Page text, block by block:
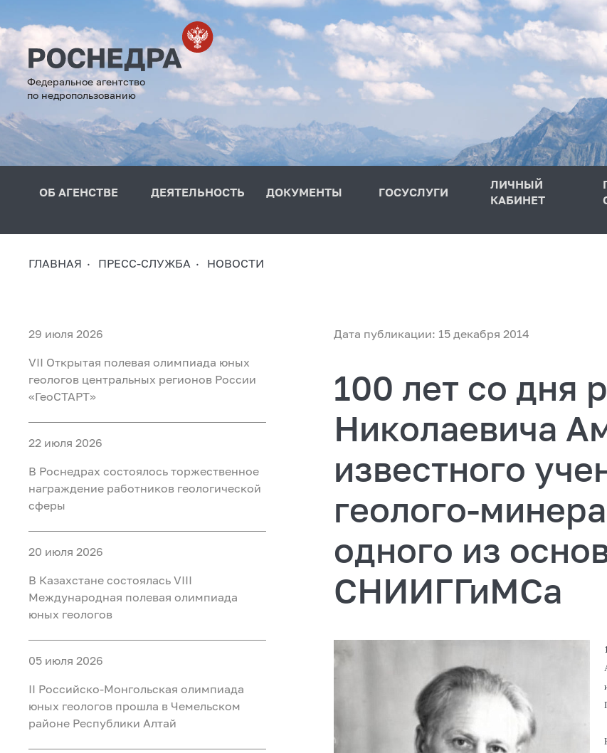
Федеральное агентство
по недропользованию
ОБ АГЕНСТВЕ ДЕЯТЕЛЬНОСТЬ ДОКУМЕНТЫ ГОСУСЛУГИ
ЛИЧНЫЙ
КАБИНЕТ
ГЛАВНАЯ ПРЕСС-СЛУЖБА НОВОСТИ
29 июля 2026
VII Открытая полевая олимпиада юных
геологов центральных регионов России
«ГеоСТАРТ»
22 июля 2026
В Роснедрах состоялось торжественное
награждение работников геологической
сферы
20 июля 2026
В Казахстане состоялась VIII
Международная полевая олимпиада
юных геологов
05 июля 2026
II Российско‑Монгольская олимпиада
юных геологов прошла в Чемельском
районе Республики Алтай
Дата публикации: 15 декабря 2014
100 лет со дня
Николаевича
известного
геолого-
одного из
СНИИГГиМСа